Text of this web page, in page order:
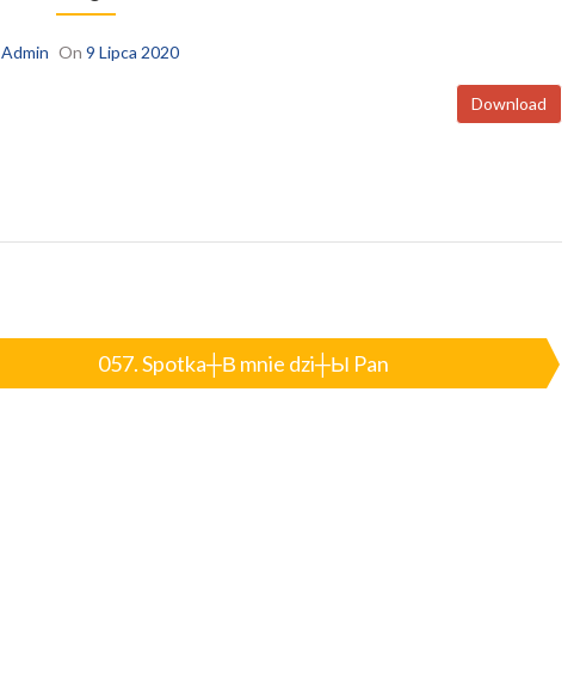
Admin On 9 Lipca 2020
Download
057. Spotka┼В mnie dzi┼Ы Pan